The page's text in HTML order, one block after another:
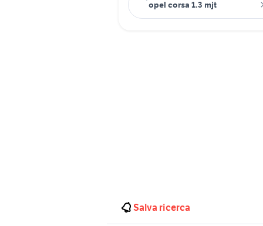
Salva ricerca